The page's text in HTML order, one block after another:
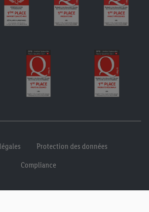
Protection des données
Compliance